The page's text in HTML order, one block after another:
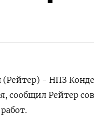
- НПЗ
сообщил Рейтер